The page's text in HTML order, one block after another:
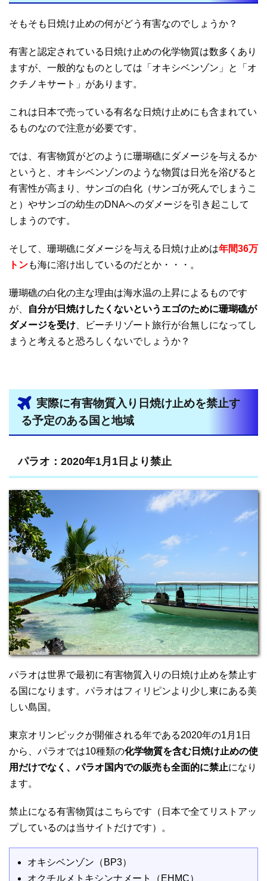
そもそも日焼け止めの何がどう有害なのでしょうか？
有害と認定されている日焼け止めの化学物質は数多くあり
ますが、一般的なものとしては「オキシベンゾン」と「オ
クチノキサート」があります。
これは日本で売っている有名な日焼け止めにも含まれてい
るものなので注意が必要です。
では、有害物質がどのように珊瑚礁にダメージを与えるか
というと、オキシベンゾンのような物質は日光を浴びると
有害性が高まり、サンゴの白化（サンゴが死んでしまうこ
と）やサンゴの幼生のDNAへのダメージを引き起こして
しまうのです。
そして、珊瑚礁にダメージを与える日焼け止めは年間36万
トンも海に溶け出しているのだとか・・・。
珊瑚礁の白化の主な理由は海水温の上昇によるものです
が、
自分が日焼けしたくないというエゴのために珊瑚礁が
ダメージを受け 、ビーチリゾート旅行が台無しになってし
まうと考えると恐ろしくないでしょうか？
実際に有害物質入り日焼け止めを禁止す
る予定のある国と地域
パラオ：2020年1月1日より禁止
パラオは世界で最初に有害物質入りの日焼け止めを禁止す
る国になります。パラオはフィリピンより少し東にある美
しい島国。
東京オリンピックが開催される年である2020年の1月1日
から、パラオでは10種類の化学物質を含む日焼け止めの使
用だけでなく、パラオ国内での販売も全面的に禁止になり
ます。
禁止になる有害物質はこちらです（日本で全てリストアッ
プしているのは当サイトだけです）。
オキシベンゾン（BP3）
オクチルメトキシンナメート（EHMC）